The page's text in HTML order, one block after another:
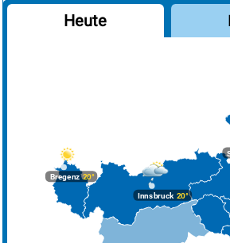
Heute
Bregenz20°
Innsbruck20°